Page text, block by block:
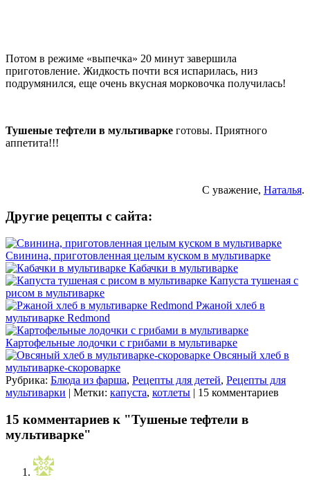
Потом в режиме «выпечка» 20 минут завершила
приготовление. Жидкость почти вся испарилась, низ
подрумянился, еще очень вкусная морковочка получилась!
Тушеные тефтели в мультиварке готовы. Приятного
аппетита!!!
С уважение, Наталья.
Другие рецепты с сайта:
Свинина, приготовленная целым куском в мультиварке
Кабачки в мультиварке
Капуста тушеная с
рисом в мультиварке
Ржаной хлеб в
мультиварке Redmond
Картофельные лодочки с грибами в мультиварке
Овсяный хлеб в
мультиварке-скороварке
Рубрика: Блюда из фарша, Рецепты для детей, Рецепты для
мультиварки | Метки: капуста, котлеты | 15 комментариев
15 комментариев к "Тушеные тефтели в
мультиварке"